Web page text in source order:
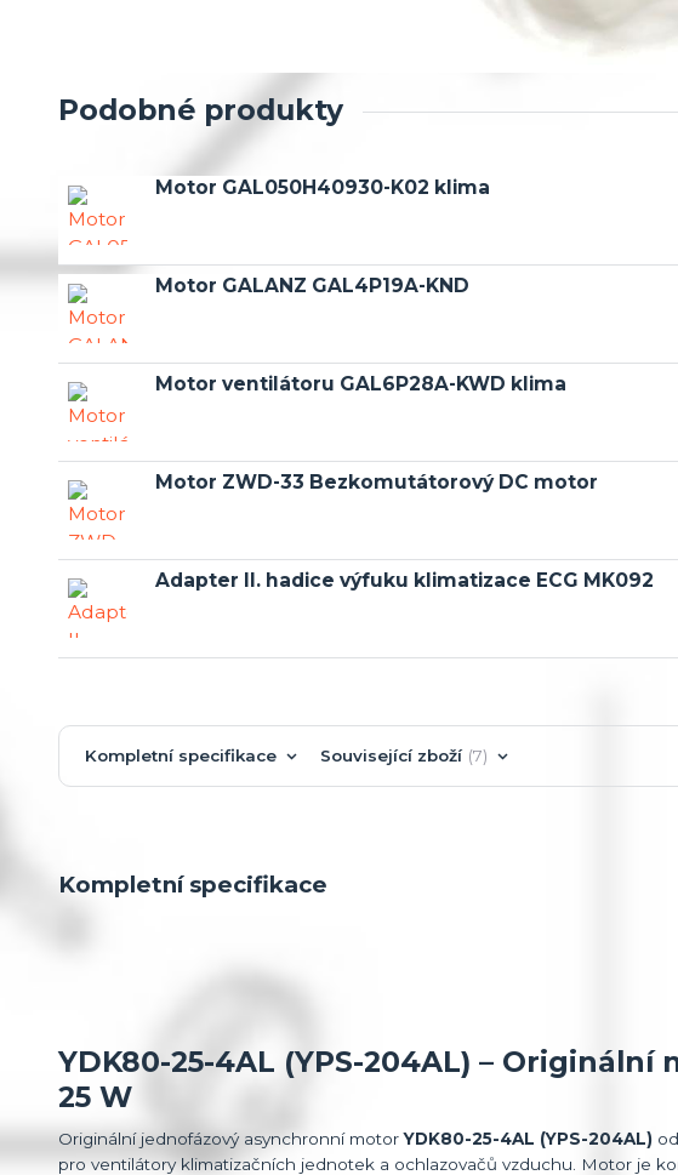
Podobné produkty
Motor GAL050H40930-K02 klima
Motor GALANZ GAL4P19A-KND
Motor ventilátoru GAL6P28A-KWD klima
Motor ZWD-33 Bezkomutátorový DC motor
Adapter II. hadice výfuku klimatizace ECG MK092
Kompletní specifikace Související zboží 7
Kompletní specifikace
YDK80-25-4AL (YPS-204AL) –
25 W
Originální jednofázový asynchronní motorYDK80-25-4AL (YPS-204AL)
pro ventilátory klimatizačních jednotek a ochlazovačů vzduchu. Motor je